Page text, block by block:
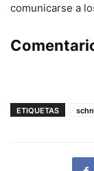
comunicarse a
ETIQUETAS